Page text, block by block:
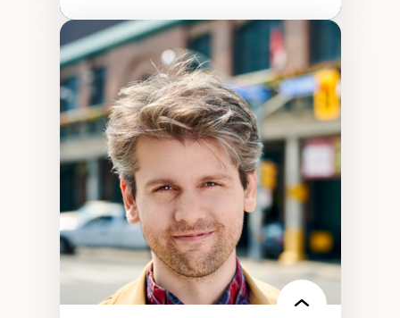
Expertises
Travail social, action et justice sociale
Fondements de l’intervention et des
nouvelles pratiques en travail social et en
éducation inclusive
Minorités linguistiques, offre active et
francophonie plurielle en contexte
linguistique minoritaire
Études critiques sur le handicap, la
neurodiversité, l'agentivité et les injustices
épistémiques
Intersectionnalité et réalités 2SLGBTQ+
Méthodes d’interventions et approches
antiraciste, décoloniale, anti-oppressive
Approche interculturelle critique
Pair-aidance, proche aidance, famille
choisie et soutien mutuel
Intervention de groupe, communautaire,